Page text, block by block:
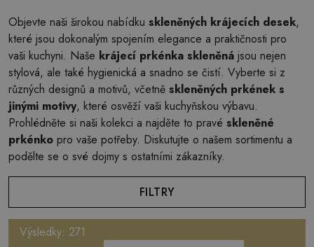
Objevte naši širokou nabídku skleněných krájecích desek,
které jsou dokonalým spojením elegance a praktičnosti pro
vaši kuchyni. Naše krájecí prkénka skleněná jsou nejen
stylová, ale také hygienická a snadno se čistí. Vyberte si z
různých designů a motivů, včetně skleněných prkének s
jinými motivy, které osvěží vaši kuchyňskou výbavu.
Prohlédněte si naši kolekci a najděte to pravé skleněné
prkénko pro vaše potřeby. Diskutujte o našem sortimentu a
podělte se o své dojmy s ostatními zákazníky.
FILTRY
Výsledky: 271